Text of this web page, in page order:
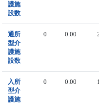
護施
設数
通所
型介
護施
設数
0 0.00
入所
型介
護施
0 0.00